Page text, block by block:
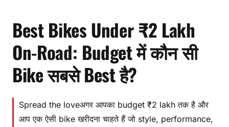
Best Bikes Under ₹2 Lakh
On-Road: Budget में कौन सी
Bike सबसे Best है?
Spread the loveअगर आपका budget ₹2 lakh तक है और
आप एक ऐसी bike खरीदना चाहते हैं जो style, performance,